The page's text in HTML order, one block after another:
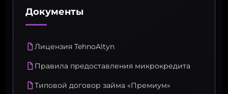
Документы
Лицензия TehnoAltyn
Правила предоставления микрокредита
Типовой договор займа «Премиум»